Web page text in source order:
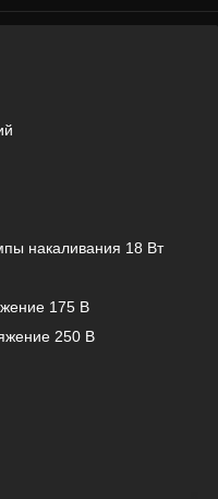
накаливания 18 Вт
175 В
250 В